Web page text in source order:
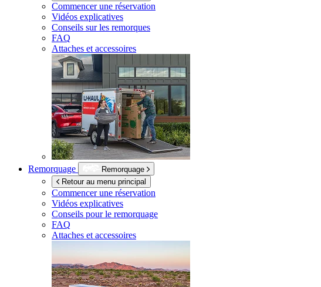
Commencer une réservation
Vidéos explicatives
Conseils sur les remorques
FAQ
Attaches et accessoires
Remorquage
Remorquage
Retour au menu principal
Commencer une réservation
Vidéos explicatives
Conseils pour le remorquage
FAQ
Attaches et accessoires